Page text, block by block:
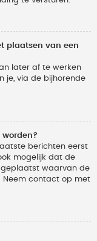
plaatsen van een
later af te werken
je, via de bijhorende
berichten eerst
mogelijk dat de
geplaatst waarvan de
Neem contact op met